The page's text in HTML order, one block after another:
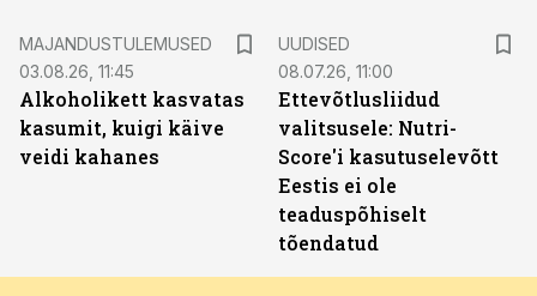
MAJANDUSTULEMUSED
03.08.26, 11:45
Alkoholikett kasvatas
kasumit, kuigi käive
veidi kahanes
UUDISED
08.07.26, 11:00
Ettevõtlusliidud
valitsusele: Nutri-
Score'i kasutuselevõtt
Eestis ei ole
teaduspõhiselt
tõendatud